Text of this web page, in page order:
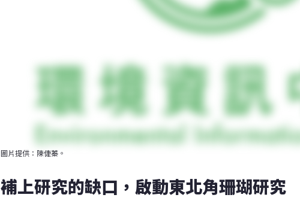
圖片提供：陳倢蓁。
補上研究的缺口，啟動東北角珊瑚研究